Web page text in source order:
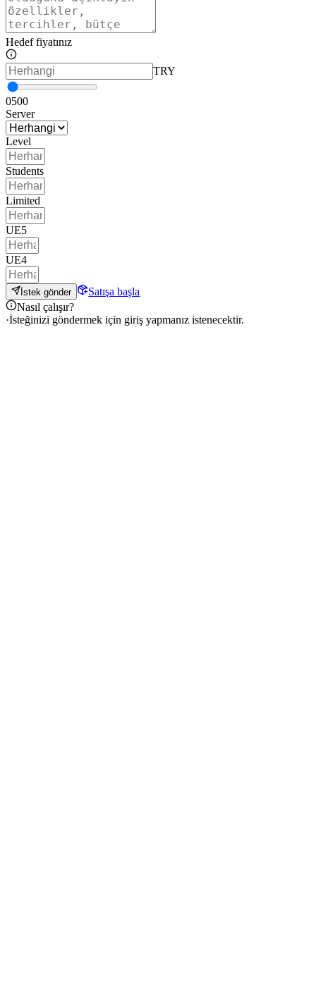
Hedef fiyatınız
TRY
0500
Server
Level
Students
Limited
UE5
UE4
İstek gönder
Satışa başla
Nasıl çalışır?
·İsteğinizi göndermek için giriş yapmanız istenecektir.